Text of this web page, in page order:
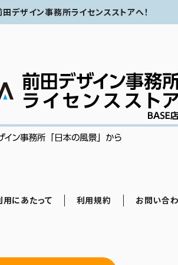
田デザイン事務所ライセンスストアへ！
用にあたって 利用規約 お問い合